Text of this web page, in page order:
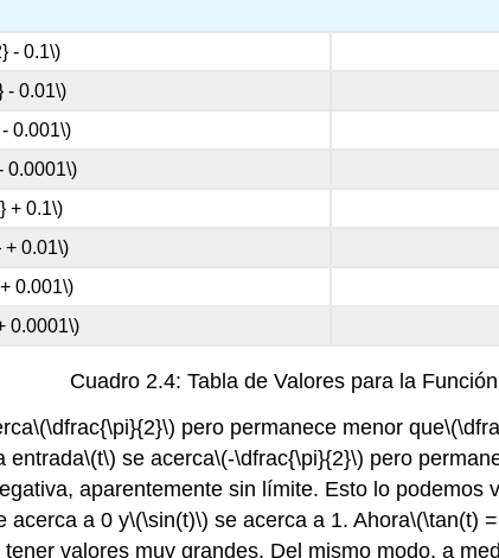
- 0.1\)
- 0.01\)
0.001\)
0.0001\)
+ 0.1\)
+ 0.01\)
0.001\)
0.0001\)
Cuadro 2.4: Tabla de Valores para la
\(\dfrac{\pi}{2}\) pero permanece menor que
entrada\(t\) se acerca\(-\dfrac{\pi}{2}\) pero
aparentemente sin límite. Esto lo podemos
acerca a 0 y\(\sin(t)\) se acerca a 1. Ahora\(\tan(t)
tener valores muy grandes. Del mismo modo, a